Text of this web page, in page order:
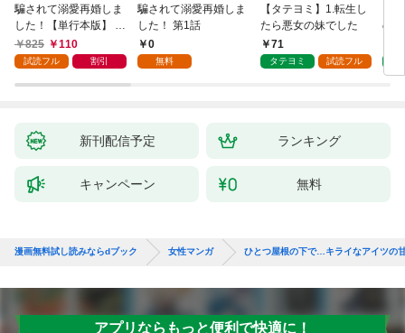
騙されて溺愛再婚しま
した！【単行本版】 1
巻825 110
試読フル 割引
騙されて溺愛再婚しま
した！ 第1話
0
無料
【タテヨミ】1.転生し
たら悪女の妹でした
71
タテヨミ 試読フル
の
新刊配信予定 ランキング
キャンペーン 無料
漫画無料試し読みならdブック 女性マンガ ひとつ屋根の下で…キライなアイツの
アプリならもっと便利で快適に！